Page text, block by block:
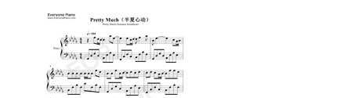
Ooh, you got me
Ooh 我已经被你拿下
Pretty much
大概是这样吧
Sunlight slipping through the window